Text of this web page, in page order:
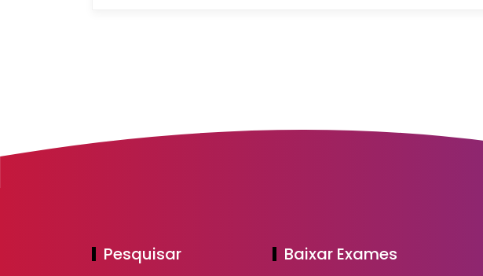
Pesquisar Baixar Exames